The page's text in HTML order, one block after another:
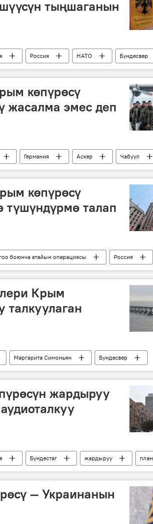
тыңшаганын
Россия НАТО
Бундесвер
план
көпүрөсү
жасалма эмес деп
Германия Аскер Чабуул
көпүрөсү
түшүндүрмө талап
боюнча атайын операциясы
Россия
талап
Крым
талкуулаган
Маргарита Симоньян Бундесвер
жардыруу
Бундестаг жардыруу
план
— Украинанын